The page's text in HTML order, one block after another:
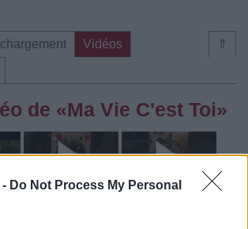
Do Not Process My Personal
⇑
Vidéos
de «Ma Vie C'est Toi»